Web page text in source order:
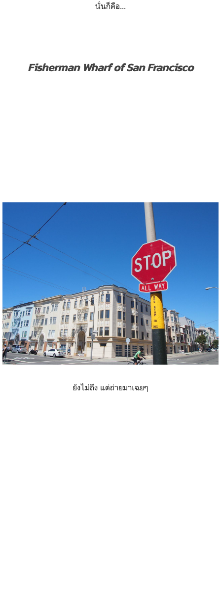
นั่นก็คือ...
Fisherman Wharf of SanFrancisco
ยังไม่ถึง แต่ถ่ายมาเฉยๆ